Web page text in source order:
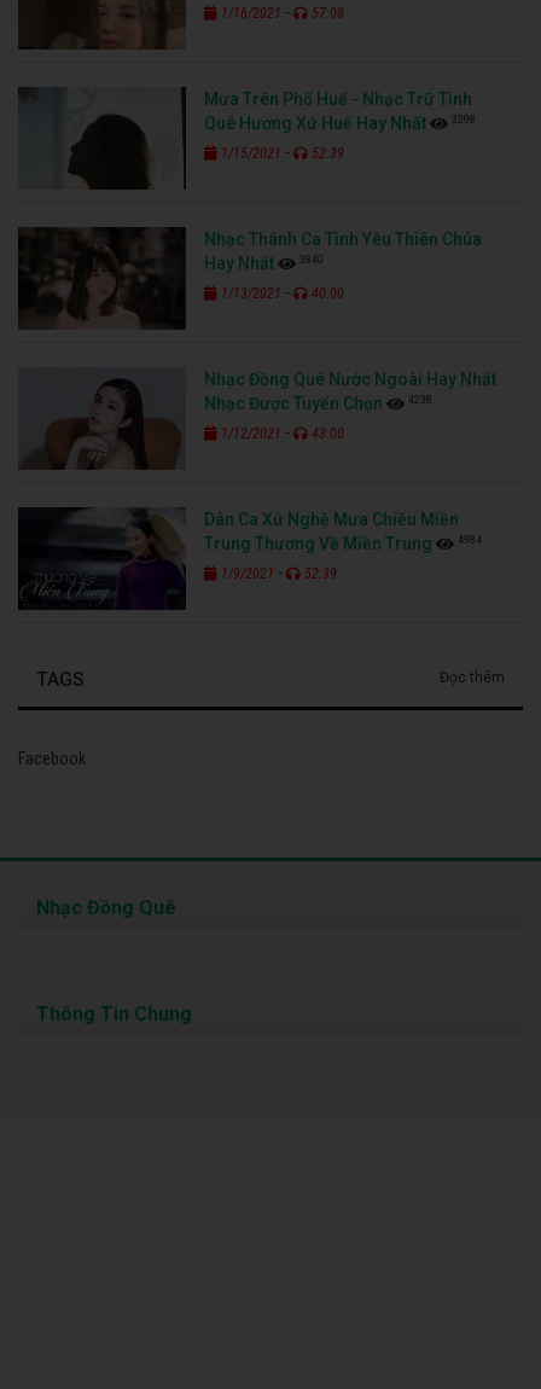
1/16/2021 - 57:08
Mưa Trên Phố Huế - Nhạc Trữ Tình
Quê Hương Xứ Huế Hay Nhất
3298
1/15/2021 - 52:39
Nhạc Thánh Ca Tình Yêu Thiên Chúa
Hay Nhất
3840
1/13/2021 - 40:00
Nhạc Đồng Quê Nước Ngoài Hay Nhất
Nhạc Được Tuyển Chọn
4238
1/12/2021 - 43:00
Dân Ca Xứ Nghệ Mưa Chiều Miền
Trung Thương Về Miền Trung
4984
1/9/2021 - 52:39
TAGS Đọc thêm
Facebook
Nhạc Đồng Quê
Thông Tin Chung